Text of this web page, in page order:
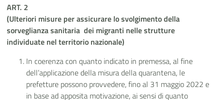
ART. 2
(Ulteriori misure per assicurare lo svolgimento della
sorveglianza sanitaria dei migranti nelle strutture
individuate nel territorio nazionale)
In coerenza con quanto indicato in premessa, al fine
dell’applicazione della misura della quarantena, le
prefetture possono provvedere, fino al 31 maggio 2022 e
in base ad apposita motivazione, ai sensi di quanto